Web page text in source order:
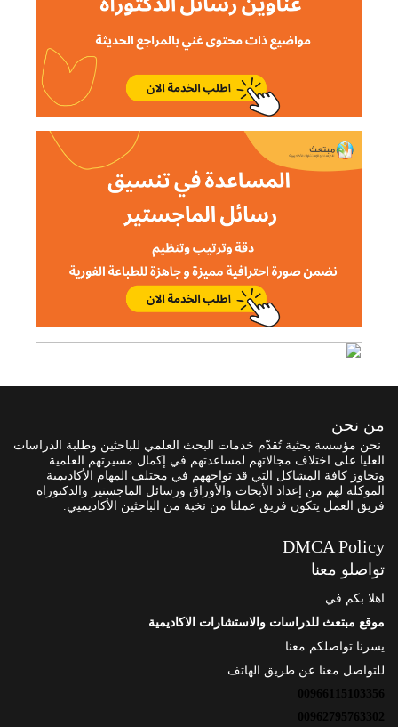
من نحن
نحن مؤسسة بحثية تُقدّم خدمات البحث العلمي للباحثين وطلبة الدراسات
العليا على اختلاف مجالاتهم لمساعدتهم في إكمال مسيرتهم العلمية
وتجاوز كافة المشاكل التي قد تواجههم في مختلف المهام الأكاديمية
الموكلة لهم من إعداد الأبحاث والأوراق ورسائل الماجستير والدكتوراه
فريق العمل يتكون فريق عملنا من نخبة من الباحثين الأكاديميي.
DMCA Policy
تواصلو معنا
اهلا بكم في
موقع مبتعث للدراسات والاستشارات الاكاديمية
يسرنا تواصلكم معنا
للتواصل معنا عن طريق الهاتف
00966115103356
00962795763302